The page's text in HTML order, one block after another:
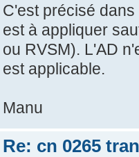
C'est précisé
est à appliquer
ou RVSM). L'AD
est applicable.
Manu
Re: cn 0265